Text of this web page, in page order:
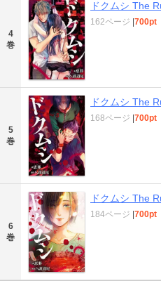
4
巻
ドクムシ The
162ページ 700pt
5
巻
ドクムシ The
168ページ 700pt
6
巻
ドクムシ The
184ページ 700pt